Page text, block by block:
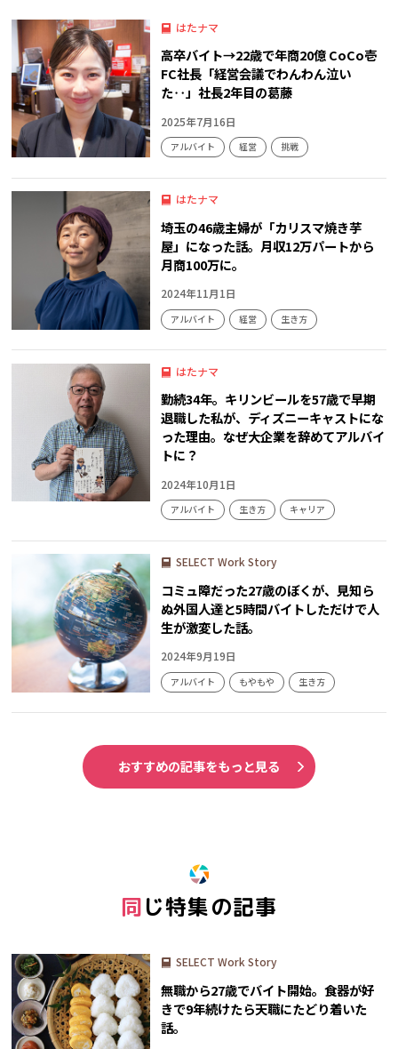
はたナマ
高卒バイト→22歳で年商20億 CoCo壱
FC社長「経営会議でわんわん泣い
た‥」社長2年目の葛藤
2025年7月16日
アルバイト 経営 挑戦
はたナマ
埼玉の46歳主婦が「カリスマ焼き芋
屋」になった話。月収12万パートから
月商100万に。
2024年11月1日
アルバイト 経営 生き方
はたナマ
勤続34年。キリンビールを57歳で早期
退職した私が、ディズニーキャストにな
った理由。なぜ大企業を辞めてアルバイ
トに？
2024年10月1日
アルバイト 生き方 キャリア
SELECT Work Story
コミュ障だった27歳のぼくが、見知ら
ぬ外国人達と5時間バイトしただけで人
生が激変した話。
2024年9月19日
アルバイト もやもや 生き方
おすすめの記事をもっと見る
同じ特集の記事
SELECT Work Story
無職から27歳でバイト開始。食器が好
きで9年続けたら天職にたどり着いた
話。